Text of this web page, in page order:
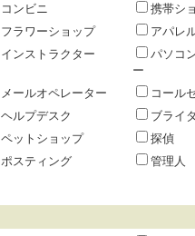
コンビニ
携帯シ
フラワーショップ
アパレ
インストラクター
パソコ
ー
メールオペレーター
コール
ヘルプデスク
ブライ
ペットショップ
探偵
ポスティング
管理人